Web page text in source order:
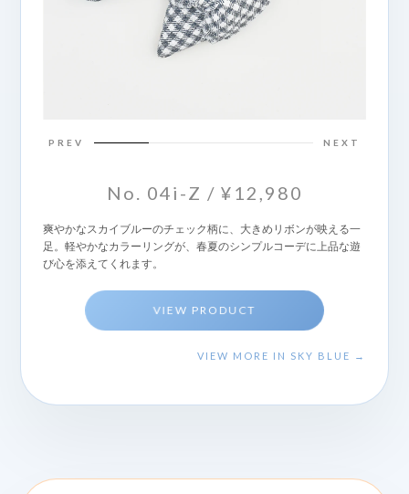
PREV NEXT
No. 04i-Z / ¥12,980
爽やかなスカイブルーのチェック柄に、大きめリボンが映える一
足。軽やかなカラーリングが、春夏のシンプルコーデに上品な遊
び心を添えてくれます。
VIEW PRODUCT
VIEW MORE IN SKY BLUE →